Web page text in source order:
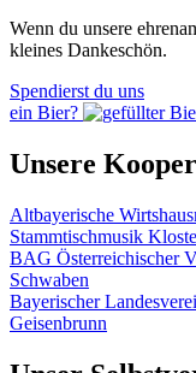
Wenn du unsere
kleines Dankeschön.
Spendierst du uns
ein Bier?
Unsere
Altbayerische
Stammtischmusik
BAG Österreichischer
Schwaben
Bayerischer
Geisenbrunn